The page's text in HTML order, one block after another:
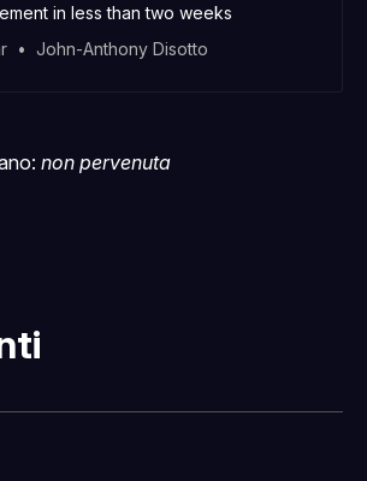
in less than two weeks
John-Anthony Disotto
non pervenuta